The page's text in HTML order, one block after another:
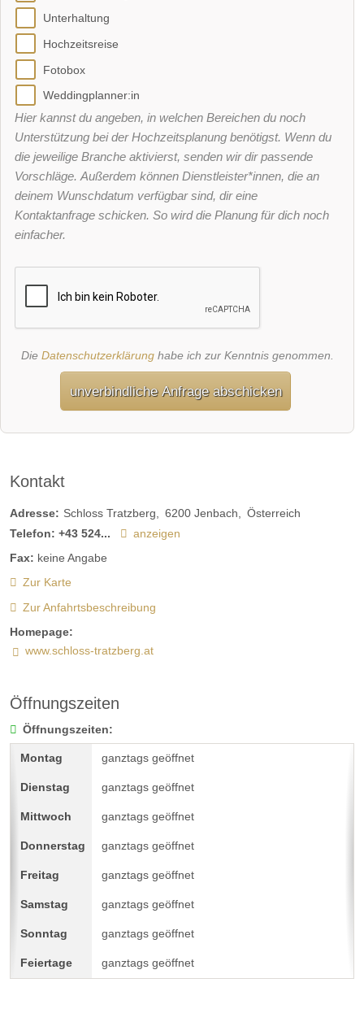
Unterhaltung
Hochzeitsreise
Fotobox
Weddingplanner:in
Hier kannst du angeben, in welchen Bereichen du noch
Unterstützung bei der Hochzeitsplanung benötigst. Wenn du
die jeweilige Branche aktivierst, senden wir dir passende
Vorschläge. Außerdem können Dienstleister*innen, die an
deinem Wunschdatum verfügbar sind, dir eine
Kontaktanfrage schicken. So wird die Planung für dich noch
einfacher.
Die Datenschutzerklärunghabe ich zur Kenntnis genommen.
unverbindliche Anfrage abschicken
Kontakt
Adresse: Schloss Tratzberg 6200 Jenbach
Österreich
Telefon: +43 524...
anzeigen
Fax: keine Angabe
Zur Karte
Zur Anfahrtsbeschreibung
Homepage:
www.schloss-tratzberg.at
Öffnungszeiten
Öffnungszeiten:
ganztags geöffnet
ganztags geöffnet
ganztags geöffnet
ganztags geöffnet
ganztags geöffnet
ganztags geöffnet
ganztags geöffnet
ganztags geöffnet